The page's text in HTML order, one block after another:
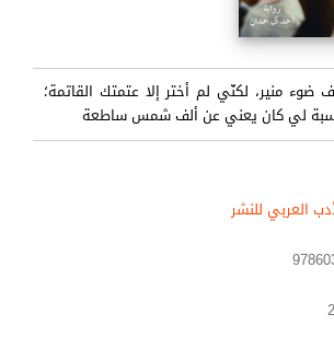
منير، لكنّي لم أختر إلا عتمتك القاتمة؛
لي كان يعني عن ألف شمس ساطعة
العربي للنشر